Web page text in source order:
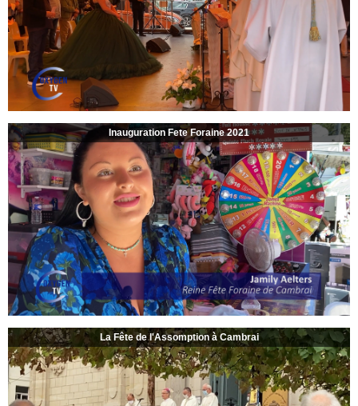
Inauguration Fete Foraine 2021
La Fête de l'Assomption à Cambrai